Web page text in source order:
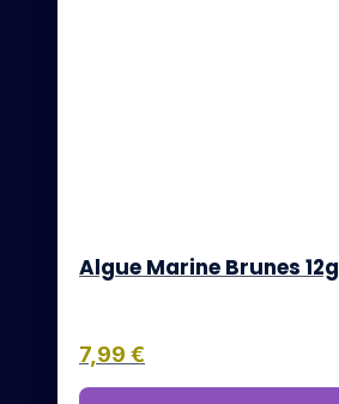
Algue Marine Brunes 12g
7,99 €